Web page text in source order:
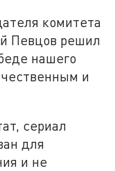
комитета
Певцов решил
нашего
и
сериал
для
и не